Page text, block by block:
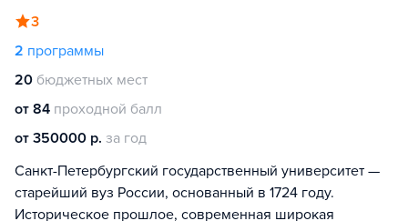
3
2 программы
20 бюджетных мест
от 84 проходной балл
от 350000 р. за год
Санкт-Петербургский государственный университет —
старейший вуз России, основанный в 1724 году.
Историческое прошлое, современная широкая